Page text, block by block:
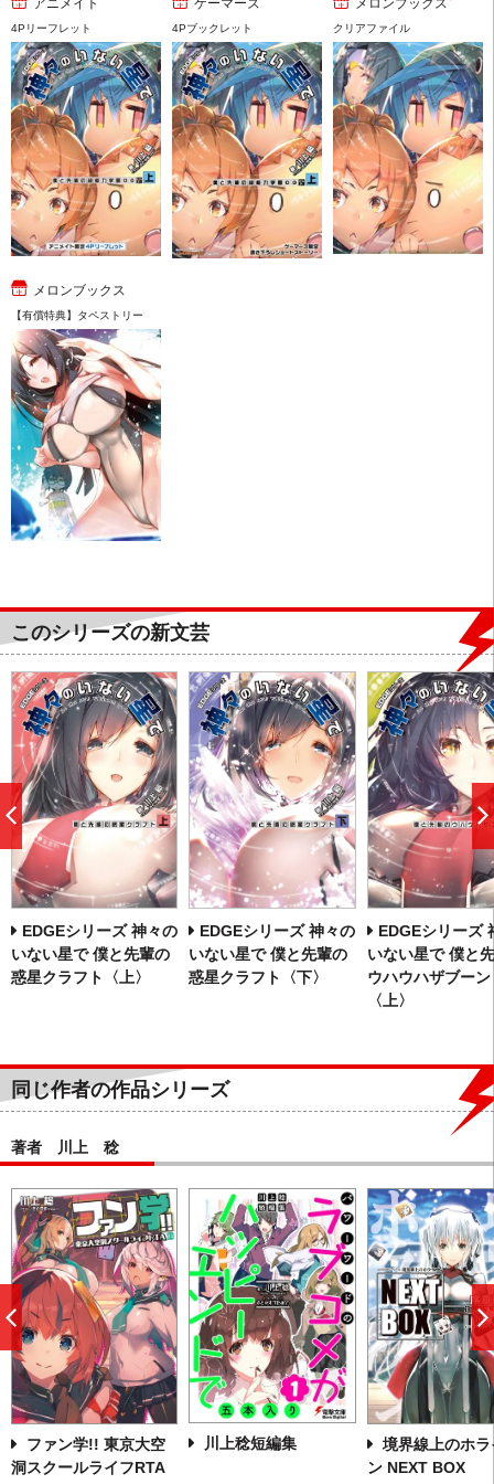
アニメイト
4Pリーフレット
ゲーマーズ
4Pブックレット
メロンブックス
クリアファイル
メロンブックス
【有償特典】タペストリー
このシリーズの新文芸
EDGEシリーズ 神々の
いない星で 僕と先輩の
惑星クラフト〈上〉
EDGEシリーズ 神々の
いない星で 僕と先輩の
惑星クラフト〈下〉
EDGEシリーズ
いない星で 僕と
ウハウハザブーン
〈上〉
前
へ
同じ作者の作品シリーズ
著者 川上 稔
ファン学!! 東京大空
洞スクールライフRTA
川上稔短編集
境界線上のホラ
ン NEXT BOX
前
へ